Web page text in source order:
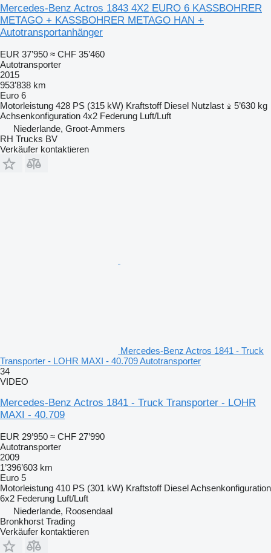
Mercedes-Benz Actros 1843 4X2 EURO 6 KASSBOHRER
METAGO + KASSBOHRER METAGO HAN +
Autotransportanhänger
EUR 37’950 ≈ CHF 35’460
Autotransporter
2015
953’838 km
Euro 6
Motorleistung 428 PS (315 kW) Kraftstoff Diesel Nutzlast
5’630 kg
Achsenkonfiguration 4x2 Federung Luft/Luft
Niederlande, Groot-Ammers
RH Trucks BV
Verkäufer kontaktieren
Mercedes-Benz Actros 1841 - Truck
Transporter - LOHR MAXI - 40.709 Autotransporter
34
VIDEO
Mercedes-Benz Actros 1841 - Truck Transporter - LOHR
MAXI - 40.709
EUR 29’950 ≈ CHF 27’990
Autotransporter
2009
1’396’603 km
Euro 5
Motorleistung 410 PS (301 kW) Kraftstoff DieselAchsenkonfiguration
6x2 Federung Luft/Luft
Niederlande, Roosendaal
Bronkhorst Trading
Verkäufer kontaktieren